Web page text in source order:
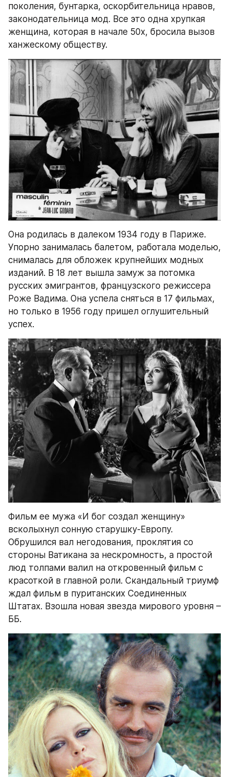
поколения, бунтарка, оскорбительница нравов,
законодательница мод. Все это одна хрупкая
женщина, которая в начале 50х, бросила вызов
ханжескому обществу.
Она родилась в далеком 1934 году в Париже.
Упорно занималась балетом, работала моделью,
снималась для обложек крупнейших модных
изданий. В 18 лет вышла замуж за потомка
русских эмигрантов, французского режиссера
Роже Вадима. Она успела сняться в 17 фильмах,
но только в 1956 году пришел оглушительный
успех.
Фильм ее мужа «И бог создал женщину»
всколыхнул сонную старушку-Европу.
Обрушился вал негодования, проклятия со
стороны Ватикана за нескромность, а простой
люд толпами валил на откровенный фильм с
красоткой в главной роли. Скандальный триумф
ждал фильм в пуританских Соединенных
Штатах. Взошла новая звезда мирового уровня –
ББ.